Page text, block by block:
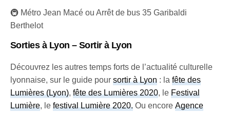
🚇 Métro Jean Macé ou Arrêt de bus 35 Garibaldi
Berthelot
Sorties à Lyon – Sortir à Lyon
Découvrez les autres temps forts de l’actualité culturelle
lyonnaise, sur le guide poursortir à Lyon : lafête des
Lumières (Lyon),fête des Lumières 2020, leFestival
Lumière, lefestival Lumière 2020. Ou encoreAgence